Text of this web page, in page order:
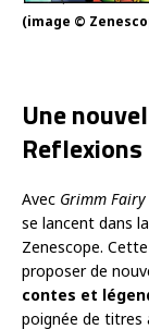
(image ©
Une
Reflexions
Avec Grimm Fairy
se lancent dans
Zenescope.
proposer de
contes et
poignée de titres